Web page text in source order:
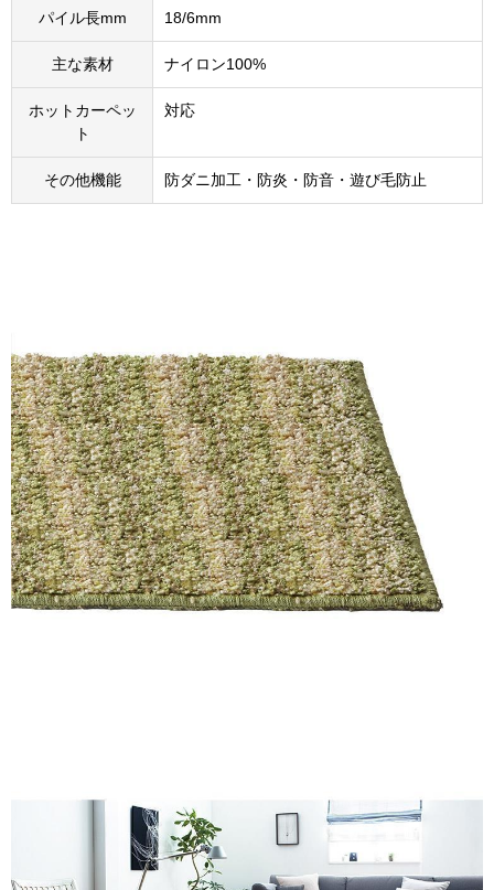
パイル長mm 18/6mm
主な素材 ナイロン100%
ホットカーペッ
ト
対応
その他機能 防ダニ加工・防炎・防音・遊び毛防止